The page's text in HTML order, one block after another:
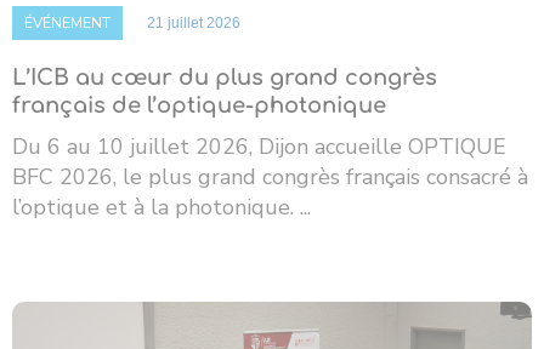
ÉVÉNEMENT 21 juillet 2026
L’ICB au cœur du plus grand congrès
français de l’optique-photonique
Du 6 au 10 juillet 2026, Dijon accueille OPTIQUE
BFC 2026, le plus grand congrès français consacré à
l’optique et à la photonique. ...